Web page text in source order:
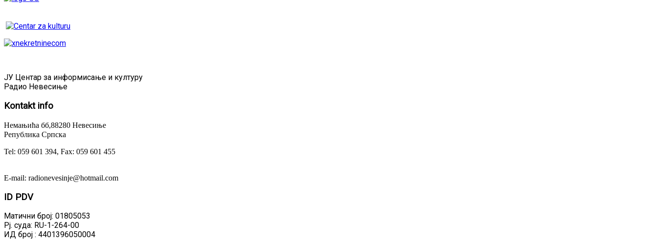
ЈУ Центар за информисање и културу
Радио Невесиње
Kontaktinfo
Немањића бб,88280 Невесиње
Република Српска
Tel: 059 601 394, Fax: 059 601 455
E-mail: radionevesinje@hotmail.com
ID PDV
Матични број: 01805053
Рј. суда: RU-1-264-00
ИД број : 4401396050004